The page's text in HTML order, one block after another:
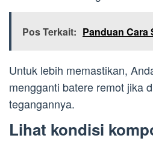
Pos Terkait: Panduan Cara
Untuk lebih memastikan,
mengganti batere remot jika
tegangannya.
Lihat kondisi